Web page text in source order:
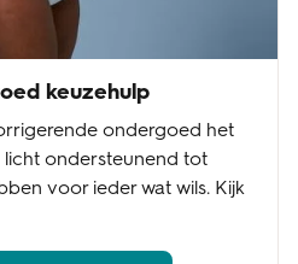
keuzehulp
ondergoed het
licht ondersteunend tot
voor ieder wat wils. Kijk